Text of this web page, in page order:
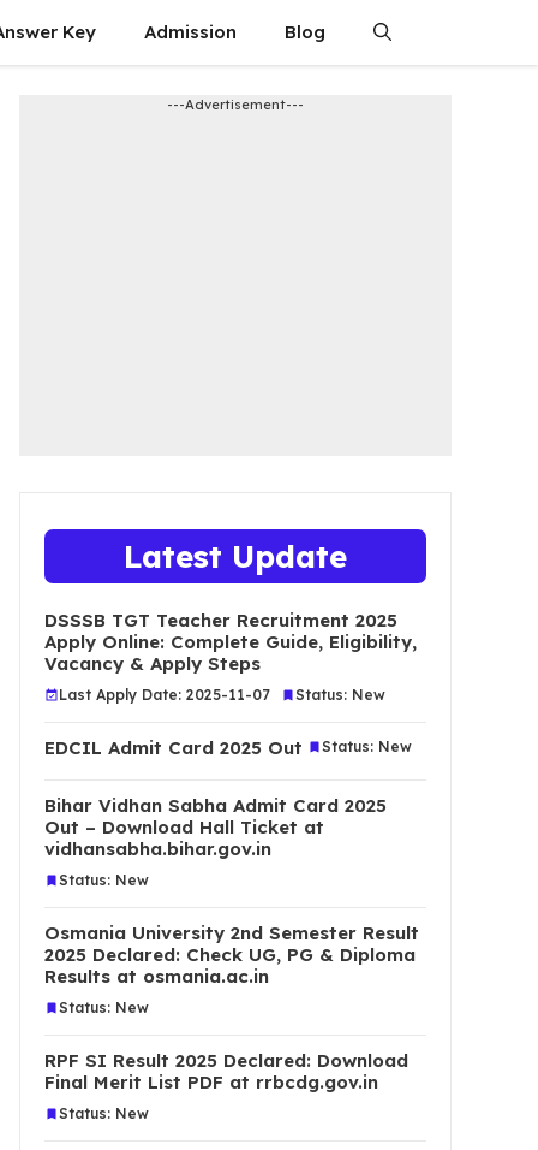
Key Admission​ Blog
---Advertisement---
Latest Update
DSSSB TGT Teacher Recruitment 2025
Apply Online: Complete Guide, Eligibility,
Vacancy & Apply Steps
Last Apply Date: 2025-11-07 Status: New
EDCIL Admit Card 2025 Out Status: New
Bihar Vidhan Sabha Admit Card 2025
Out – Download Hall Ticket at
vidhansabha.bihar.gov.in
Status: New
Osmania University 2nd Semester Result
2025 Declared: Check UG, PG & Diploma
Results at osmania.ac.in
Status: New
RPF SI Result 2025 Declared: Download
Final Merit List PDF at rrbcdg.gov.in
Status: New